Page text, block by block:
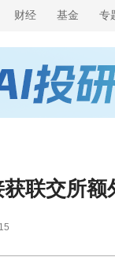
财经 基金 专
联交所